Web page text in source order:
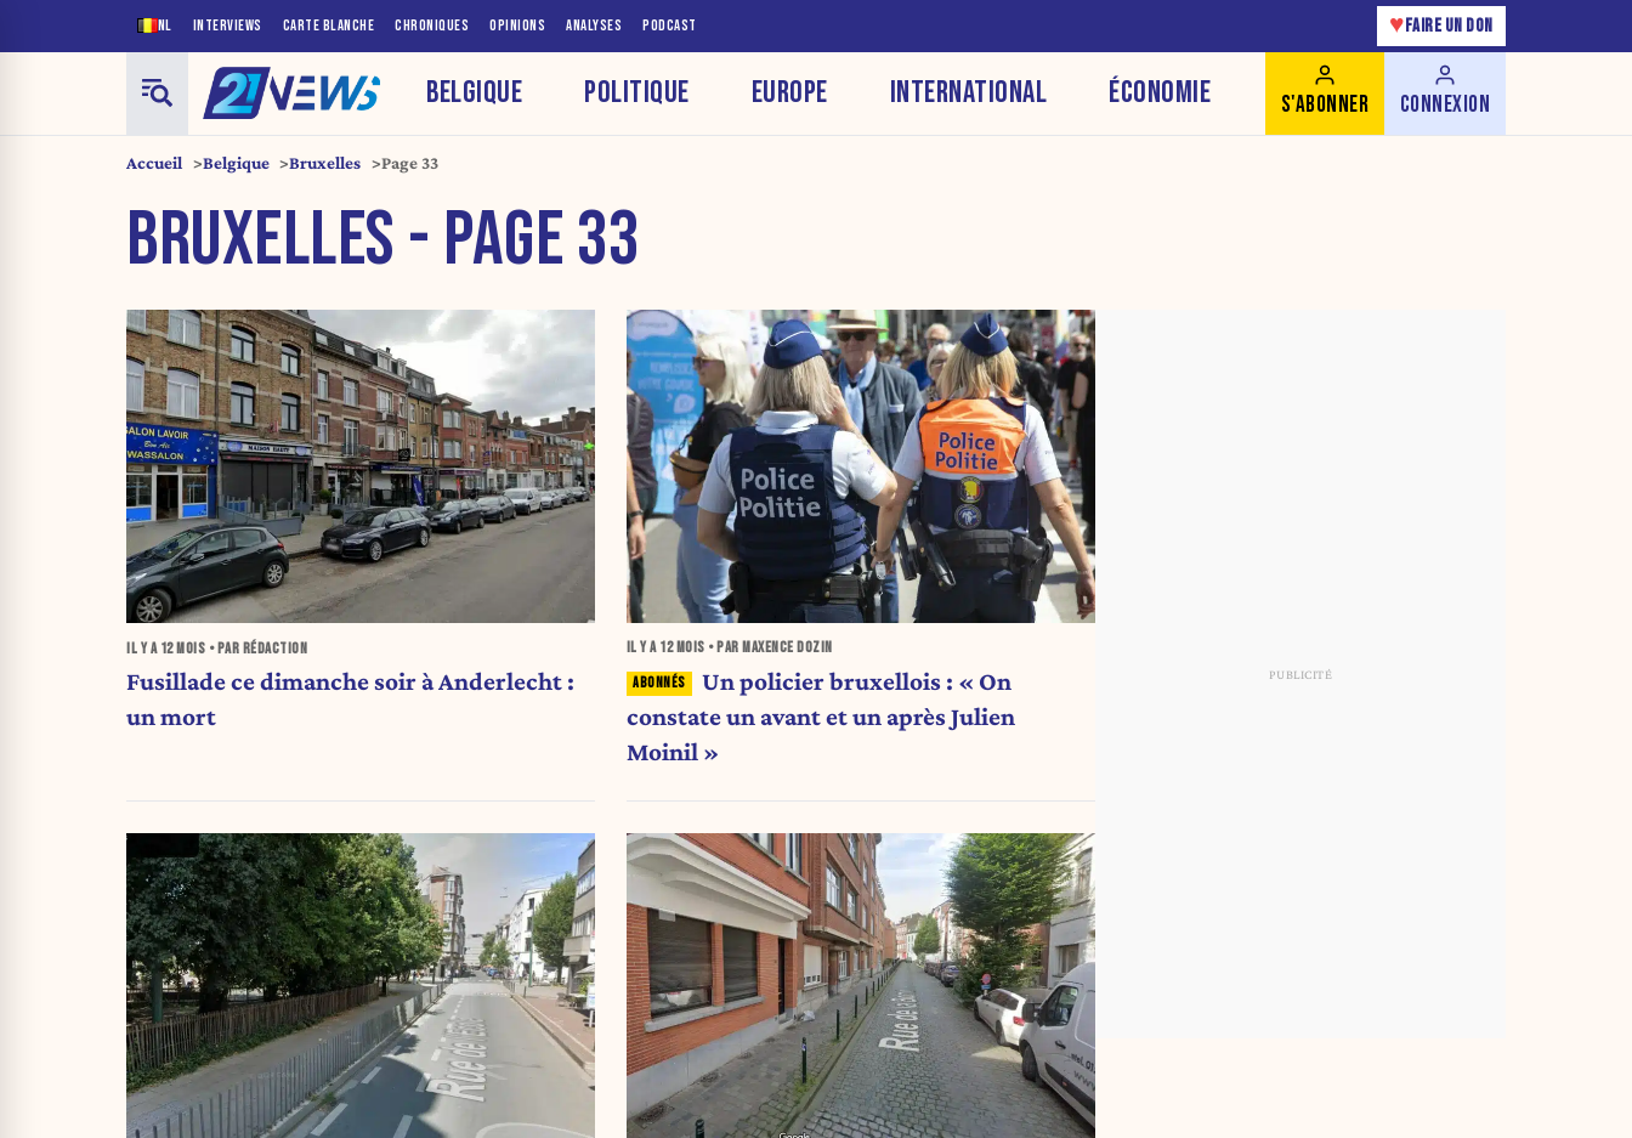
NL INTERVIEWS CARTE BLANCHE CHRONIQUES OPINIONS ANALYSES PODCAST ♥ FAIRE UN DON
BELGIQUE POLITIQUE EUROPE INTERNATIONAL ÉCONOMIE S'ABONNER CONNEXION
Accueil Belgique Bruxelles Page 33
BRUXELLES - PAGE 33
IL Y A 12 MOIS • PAR RÉDACTION
Fusillade ce dimanche soir à Anderlecht :
un mort
IL Y A 12 MOIS • PAR MAXENCE DOZIN
Un policier bruxellois : « On
constate un avant et un après Julien
Moinil »